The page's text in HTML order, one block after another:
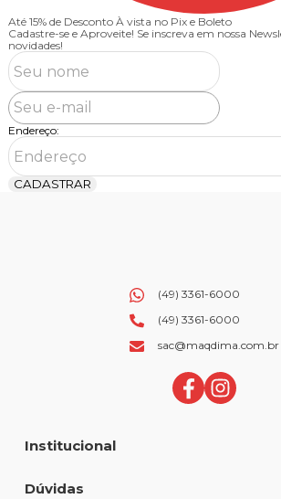
Até 15% de Desconto À vista no Pix e Boleto
Cadastre-se e Aproveite! Se inscreva em nossa
novidades!
Endereço:
CADASTRAR
Institucional
Dúvidas
(49) 3361-6000
(49) 3361-6000
sac@maqdima.com.br